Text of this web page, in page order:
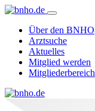
Über den BNHO
Arztsuche
Aktuelles
Mitglied werden
Mitgliederbereich